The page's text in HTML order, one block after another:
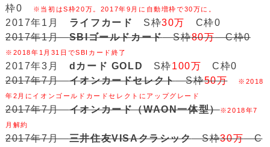
枠0
※当初はS枠20万。2017年9月に自動増枠で30万に。
2017年1月 ライフカード S枠30万
C枠0
2017年1月SBIゴールドカードS枠80万C枠0
※2018年1月31日でSBIカード終了
2017年3月 dカード GOLD S枠100万 C枠0
2017年7月イオンカードセレクトS枠50万
※2018
年2月にイオンゴールドカードセレクトにアップグレード
2017年7月イオンカード（WAON一体型）※2018年7
月解約
2017年7月三井住友VISAクラシックS枠30万C